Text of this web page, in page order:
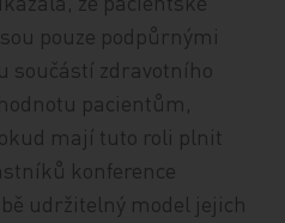
pouze podpůrnými
součástí zdravotního
pacientům,
mají tuto roli plnit
konference
udržitelný model jejich